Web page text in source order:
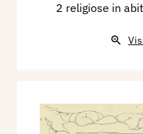
2 religiose in